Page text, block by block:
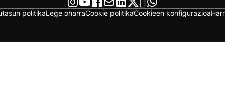
politikaLege oharraCookie politikaCookieen konfigurazioa